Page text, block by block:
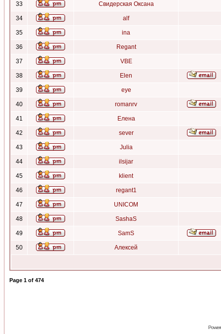
33 Свидерская Оксана
34 alf
35 ina
36 Regant
37 VBE
38 Elen
39 eye
40 romanrv
41 Елена
42 sever
43 Julia
44 ilsijar
45 klient
46 regant1
47 UNICOM
48 SashaS
49 SamS
50 Алексей
Page 1 of 474